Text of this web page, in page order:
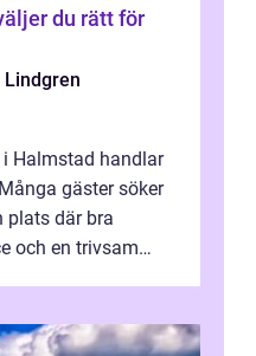
Lindgren
Halmstad handlar
gäster söker
plats där bra
och en trivsam